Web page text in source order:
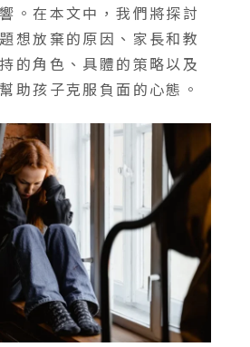
。在本文中，我們將探討
想放棄的原因、家長和教
的角色、具體的策略以及
助孩子克服負面的心態。